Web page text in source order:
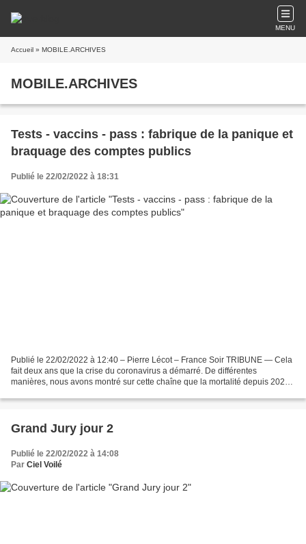
MENU
Accueil » MOBILE.ARCHIVES
MOBILE.ARCHIVES
Tests - vaccins - pass : fabrique de la panique et
braquage des comptes publics
Publié le 22/02/2022 à 18:31
Publié le 22/02/2022 à 12:40 – Pierre Lécot – France Soir TRIBUNE — Cela
fait deux ans que la crise du coronavirus a démarré. De différentes
manières, nous avons montré sur cette chaîne que la mortalité depuis 2020
Grand Jury jour 2
Publié le 22/02/2022 à 14:08
Par Ciel Voilé